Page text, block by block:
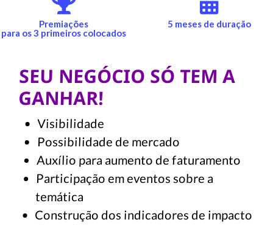
Capacitação
Premiações
para os 3 primeiros colocados
de
5 meses de duração
SEU NEGÓCIO SÓ TEM A
GANHAR!
Visibilidade
Possibilidade de mercado
Auxílio para aumento de faturamento
Participação em eventos sobre a
temática
Construção dos indicadores de impacto